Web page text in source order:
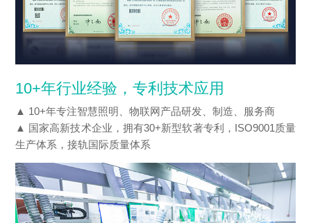
10+年行业经验，专利技术应用
▲ 10+年专注智慧照明、物联网产品研发、制造、服务商
▲ 国家高新技术企业，拥有30+新型软著专利，ISO9001质量
生产体系，接轨国际质量体系